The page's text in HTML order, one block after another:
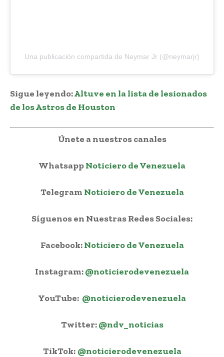
Una publicación compartida de Neymar Jr (@neymarjr)
Sigue leyendo:Altuve en la lista de lesionados
de los Astros de Houston
Únete a nuestros canales
WhatsappNoticiero de Venezuela
Telegram Noticiero de Venezuela
Síguenos en Nuestras Redes Sociales:
Facebook:Noticiero de Venezuela
Instagram:@noticierodevenezuela
YouTube: @noticierodevenezuela
Twitter:@ndv_noticias
TikTok: @noticierodevenezuela